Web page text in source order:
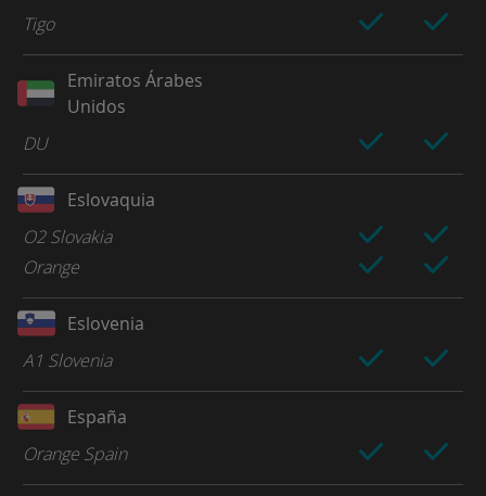
Tigo
Emiratos Árabes
Unidos
DU
Eslovaquia
O2 Slovakia
Orange
Eslovenia
A1 Slovenia
España
Orange Spain